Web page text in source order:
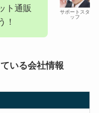
サポートスタ
ッフ
ト通販
！
いる会社情報